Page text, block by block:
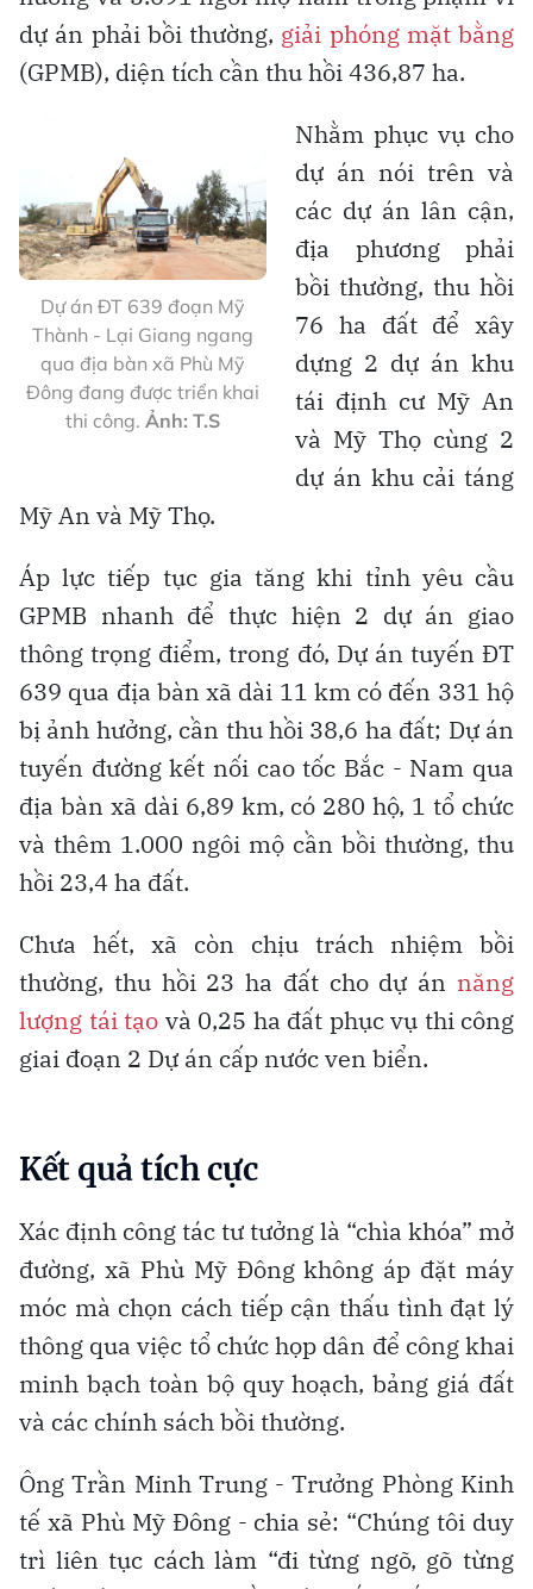
dự án phải bồi thường, giải phóng mặt bằng
(GPMB), diện tích cần thu hồi 436,87 ha.
Dự án ĐT 639 đoạn Mỹ
Thành - Lại Giang ngang
qua địa bàn xã Phù Mỹ
Đông đang được triển khai
thi công. Ảnh: T.S
Nhằm phục vụ cho
dự án nói trên và
các dự án lân cận,
địa phương phải
bồi thường, thu hồi
76 ha đất để xây
dựng 2 dự án khu
tái định cư Mỹ An
và Mỹ Thọ cùng 2
dự án khu cải táng
Mỹ An và Mỹ Thọ.
Áp lực tiếp tục gia tăng khi tỉnh yêu cầu
GPMB nhanh để thực hiện 2 dự án giao
thông trọng điểm, trong đó, Dự án tuyến ĐT
639 qua địa bàn xã dài 11 km có đến 331 hộ
bị ảnh hưởng, cần thu hồi 38,6 ha đất; Dự án
tuyến đường kết nối cao tốc Bắc - Nam qua
địa bàn xã dài 6,89 km, có 280 hộ, 1 tổ chức
và thêm 1.000 ngôi mộ cần bồi thường, thu
hồi 23,4 ha đất.
Chưa hết, xã còn chịu trách nhiệm bồi
thường, thu hồi 23 ha đất cho dự án năng
lượng tái tạo và 0,25 ha đất phục vụ thi công
giai đoạn 2 Dự án cấp nước ven biển.
Kết quả tích cực
Xác định công tác tư tưởng là “chìa khóa” mở
đường, xã Phù Mỹ Đông không áp đặt máy
móc mà chọn cách tiếp cận thấu tình đạt lý
thông qua việc tổ chức họp dân để công khai
minh bạch toàn bộ quy hoạch, bảng giá đất
và các chính sách bồi thường.
Ông Trần Minh Trung - Trưởng Phòng Kinh
tế xã Phù Mỹ Đông - chia sẻ: “Chúng tôi duy
trì liên tục cách làm “đi từng ngõ, gõ từng